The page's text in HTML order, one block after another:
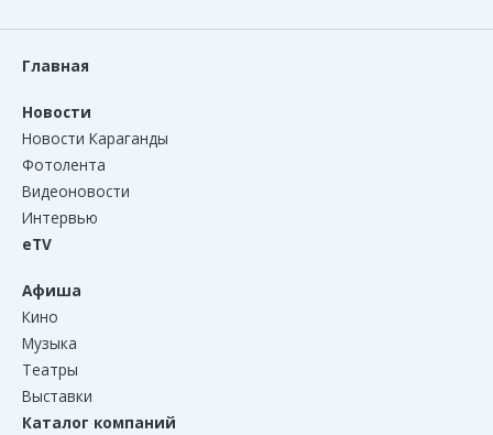
Главная
Новости
Новости Караганды
Фотолента
Видеоновости
Интервью
eTV
Афиша
Кино
Музыка
Театры
Выставки
Каталог компаний